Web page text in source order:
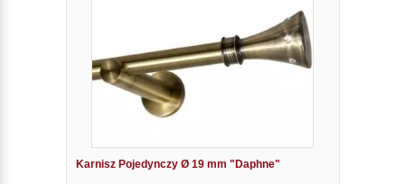
Karnisz Pojedynczy Ø 19 mm "Daphne"